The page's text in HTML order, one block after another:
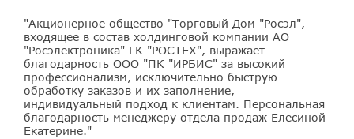
"Акционерное общество "Торговый Дом "Росэл",
входящее в состав холдинговой компании АО
"Росэлектроника" ГК "РОСТЕХ", выражает
благодарность ООО "ПК "ИРБИС" за высокий
профессионализм, исключительно быструю
обработку заказов и их заполнение,
индивидуальный подход к клиентам. Персональная
благодарность менеджеру отдела продаж Елесиной
Екатерине."